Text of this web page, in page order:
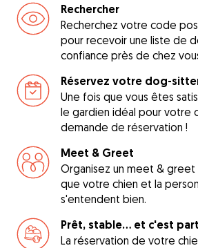
Rechercher
Recherchez votre code
pour recevoir une liste de
confiance près de chez
Réservez votre dog-
Une fois que vous êtes
le gardien idéal pour votre
demande de réservation !
Meet & Greet
Organisez un meet & greet
que votre chien et la
s'entendent bien.
Prêt, stable... et c'est
La réservation de votre